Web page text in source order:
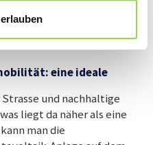
auf die nötige
eine ideale
und nachhaltige
liegt da näher als eine
man die